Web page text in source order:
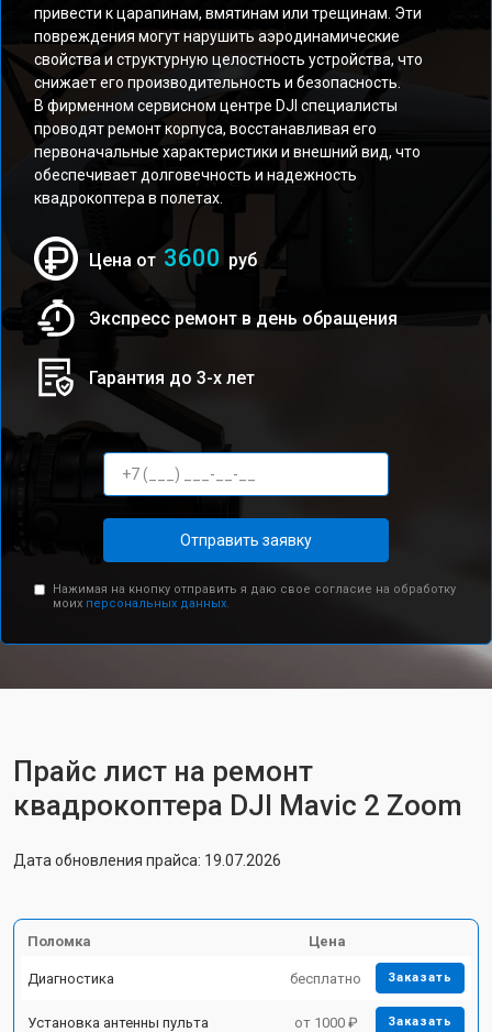
привести к царапинам, вмятинам или трещинам. Эти
повреждения могут нарушить аэродинамические
свойства и структурную целостность устройства, что
снижает его производительность и безопасность.
В фирменном сервисном центре DJI специалисты
проводят ремонт корпуса, восстанавливая его
первоначальные характеристики и внешний вид, что
обеспечивает долговечность и надежность
квадрокоптера в полетах.
Цена от 3600 руб
Экспресс ремонт в день обращения
Гарантия до 3-х лет
Отправить заявку
Нажимая на кнопку отправить я даю свое согласие на обработку
моих персональных данных.
Прайс лист на ремонт
квадрокоптера DJI Mavic 2 Zoom
Дата обновления прайса: 19.07.2026
Поломка Цена
Диагностика бесплатно Заказать
Установка антенны пульта от 1000 ₽ Заказать